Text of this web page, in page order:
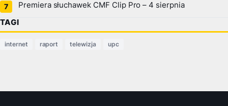
Premiera słuchawek CMF Clip Pro – 4 sierpnia
TAGI
internet raport telewizja upc